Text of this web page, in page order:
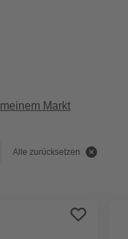
meinem Markt
Alle zurücksetzen